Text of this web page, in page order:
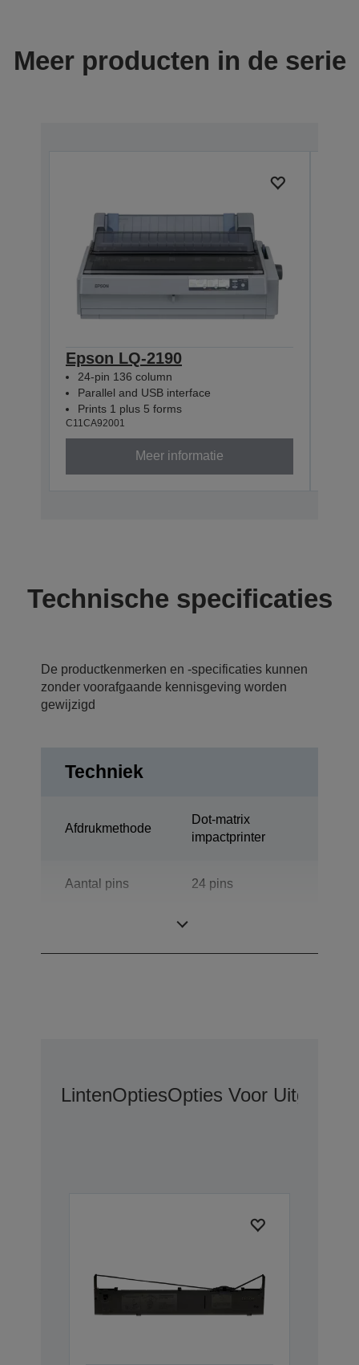
Meer producten in de serie
Epson LQ-2190
24-pin 136 column
Parallel and USB interface
Prints 1 plus 5 forms
C11CA92001
Meer informatie
Technische specificaties
De productkenmerken en -specificaties kunnen
zonder voorafgaande kennisgeving worden
gewijzigd
Techniek
Afdrukmethode
Dot-matrix
impactprinter
Aantal pins 24 pins
LintenOptiesOpties Voor